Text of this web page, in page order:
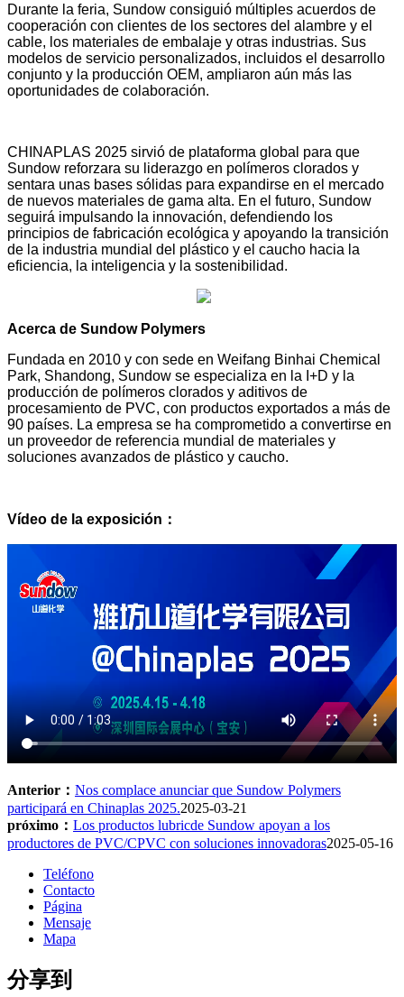
Durante la feria, Sundow consiguió múltiples acuerdos de
cooperación con clientes de los sectores del alambre y el
cable, los materiales de embalaje y otras industrias. Sus
modelos de servicio personalizados, incluidos el desarrollo
conjunto y la producción OEM, ampliaron aún más las
oportunidades de colaboración.
CHINAPLAS 2025 sirvió de plataforma global para que
Sundow reforzara su liderazgo en polímeros clorados y
sentara unas bases sólidas para expandirse en el mercado
de nuevos materiales de gama alta. En el futuro, Sundow
seguirá impulsando la innovación, defendiendo los
principios de fabricación ecológica y apoyando la transición
de la industria mundial del plástico y el caucho hacia la
eficiencia, la inteligencia y la sostenibilidad.
Acerca de Sundow Polymers
Fundada en 2010 y con sede en Weifang Binhai Chemical
Park, Shandong, Sundow se especializa en la I+D y la
producción de polímeros clorados y aditivos de
procesamiento de PVC, con productos exportados a más de
90 países. La empresa se ha comprometido a convertirse en
un proveedor de referencia mundial de materiales y
soluciones avanzados de plástico y caucho.
Vídeo de la exposición：
Anterior： Nos complace anunciar que Sundow Polymers
participará en Chinaplas 2025.2025-03-21
próximo： Los productos lubricde Sundow apoyan a los
productores de PVC/CPVC con soluciones innovadoras2025-05-16
Teléfono
Contacto
Página
Mensaje
Mapa
分享到